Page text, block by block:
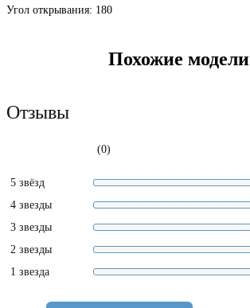
Угол открывания: 180
Похожие модели
Отзывы
(0)
5 звёзд
4 звезды
3 звезды
2 звезды
1 звезда